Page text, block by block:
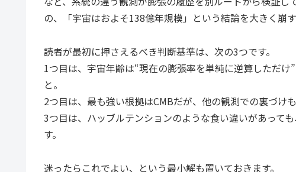
の、「宇宙はおよそ138億年規模」という結論を大きく崩
読者が最初に押さえるべき判断基準は、次の3つです。
1つ目は、宇宙年齢は“現在の膨張率を単純に逆算しただ
と。
2つ目は、最も強い根拠はCMBだが、他の観測での裏づけ
3つ目は、ハッブルテンションのような食い違いがあって
す。
迷ったらこれでよい、という最小解も置いておきます。